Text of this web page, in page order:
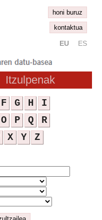
honi buruz
kontaktua
EU ES
Itzulpenak
F G H
I
O P Q
R
X Y Z